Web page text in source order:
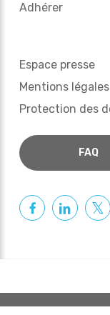
Adhérer
Espace presse
Mentions légales
Protection des
FAQ